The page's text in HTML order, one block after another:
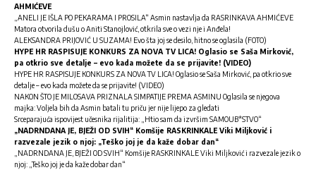
AHMIĆEVE
„ANELI JE IŠLA PO PEKARAMA I PROSILA“ Asmin nastavlja da RASRINKAVA AHMIĆEVE
Matora otvorila dušu o Aniti Stanojlović, otkrila sve o vezi nje i Anđela!
ALEKSANDRA PRIJOVIĆ U SUZAMA! Evo šta joj se desilo, hitno se oglasila (FOTO)
HYPE HR RASPISUJE KONKURS ZA NOVA TV LICA! Oglasio se Saša Mirković,
pa otkrio sve detalje – evo kada možete da se prijavite! (VIDEO)
HYPE HR RASPISUJE KONKURS ZA NOVA TV LICA! Oglasio se Saša Mirković, pa otkrio sve
detalje – evo kada možete da se prijavite! (VIDEO)
NAKON ŠTO JE MILOSAVA PRIZNALA SIMPATIJE PREMA ASMINU Oglasila se njegova
majka: Voljela bih da Asmin batali tu priču jer nije lijepo za gledati
Srceparajuća ispovijest učesnika rijalitija: „Htio sam da izvršim SAMOUB*STVO“
„NADRNDANA JE, BJEŽI OD SVIH“ Komšije RASKRINKALE Viki Miljković i
razvezale jezik o njoj: „Teško joj je da kaže dobar dan“
„NADRNDANA JE, BJEŽI OD SVIH“ Komšije RASKRINKALE Viki Miljković i razvezale jezik o
njoj: „Teško joj je da kaže dobar dan“